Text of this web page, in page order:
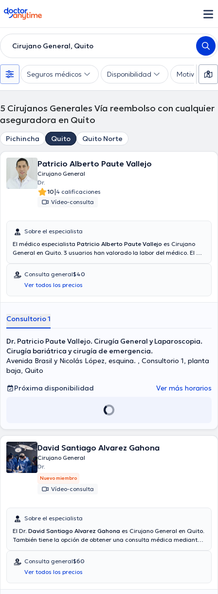
doctoranytime
Cirujano General, Quito
Seguros médicos Disponibilidad Motivo de
5 Cirujanos Generales Vía reembolso con cualquier
aseguradora en Quito
Pichincha Quito Quito Norte
Patricio Alberto Paute Vallejo
Cirujano General
Dr.
10|4 calificaciones
Vídeo-consulta
Sobre el especialista
El médico especialista Patricio Alberto Paute Vallejo es Cirujano
General en Quito. 3 usuarios han valorado la labor del médico. El Dr.
mejores precios con las siguientes aseguradoras: Consulta privada,
Plan Vital - Medicina Prepagada, Vía reembolso con cualquier
aseguradora. El precio de la consulta con el médico Patricio Alberto
Paute Vallejo es de $40. Algunos de los servicios médicos ofrecidos
Consulta general$40
Ver todos los precios
Consultorio 1
Dr. Patricio Paute Vallejo. Cirugía General y Laparoscopia.
Cirugía bariátrica y cirugía de emergencia.
Avenida Brasil y Nicolás López, esquina. , Consultorio 1, planta
baja, Quito
Próxima disponibilidad
Ver más horarios
David Santiago Alvarez Gahona
Cirujano General
Dr.
Nuevo miembro
Vídeo-consulta
Sobre el especialista
El Dr. David Santiago Alvarez Gahona es Cirujano General en Quito.
También tiene la opción de obtener una consulta médica mediante
reembolso con cualquier aseguradora son aceptadas. El precio de
la consulta con el médico especialista David Santiago Alvarez
Gahona es de $60.
Consulta general$60
Ver todos los precios